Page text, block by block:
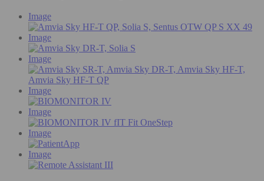
Image
Image
Image
Image
Image
Image
Image